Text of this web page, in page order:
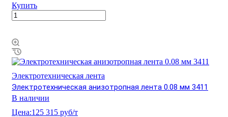
Купить
Электротехническая лента
Электротехническая анизотропная лента 0.08 мм 3411
В наличии
Цена:125 315 руб/т